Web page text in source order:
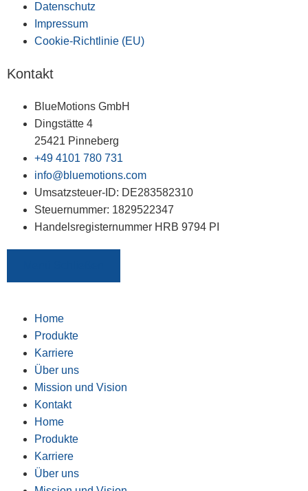
Datenschutz
Impressum
Cookie-Richtlinie (EU)
Kontakt
BlueMotions GmbH
Dingstätte 4
25421 Pinneberg
+49 4101 780 731
info@bluemotions.com
Umsatzsteuer-ID: DE283582310
Steuernummer: 1829522347
Handelsregisternummer HRB 9794 PI
Home
Produkte
Karriere
Über uns
Mission und Vision
Kontakt
Home
Produkte
Karriere
Über uns